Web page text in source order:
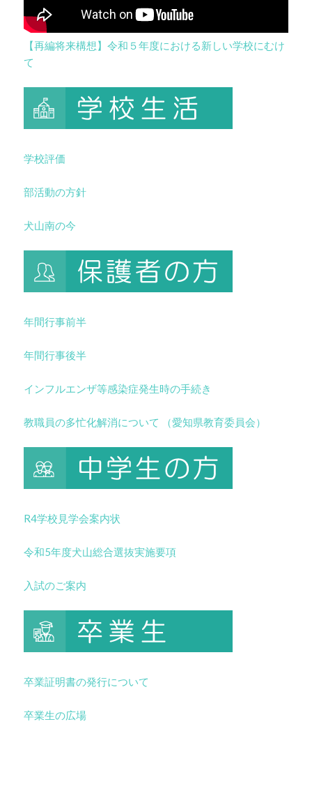
【再編将来構想】令和５年度における新しい学校にむけ
て
学校評価
部活動の方針
犬山南の今
年間行事前半
年間行事後半
インフルエンザ等感染症発生時の手続き
教職員の多忙化解消について （愛知県教育委員会）
R4学校見学会案内状
令和5年度犬山総合選抜実施要項
入試のご案内
卒業証明書の発行について
卒業生の広場